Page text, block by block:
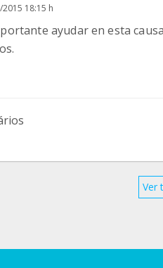
18:15 h
ayudar en esta
Ver